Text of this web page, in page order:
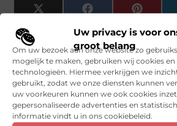
Uw privacy is voor
groot belang
Om uw bezoek aan onze website zo
mogelijk te maken, gebruiken wij cookies
technologieën. Hiermee verkrijgen we
gebruikt, zodat we onze diensten kunnen
uw voorkeuren kunnen we ook cookies
gepersonaliseerde advertenties en
informatie vindt u in ons cookiebeleid.
X Facebook
Tags en
Zakelijke dienstverlening ,Reformladder
DEEL DIT:
Begin vandaag nog